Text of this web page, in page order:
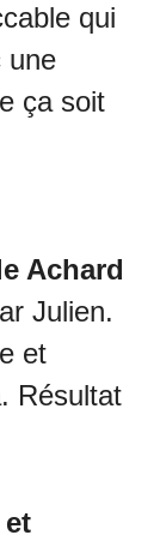
qui
une
ça soit
Achard
Julien.
et
Résultat
et